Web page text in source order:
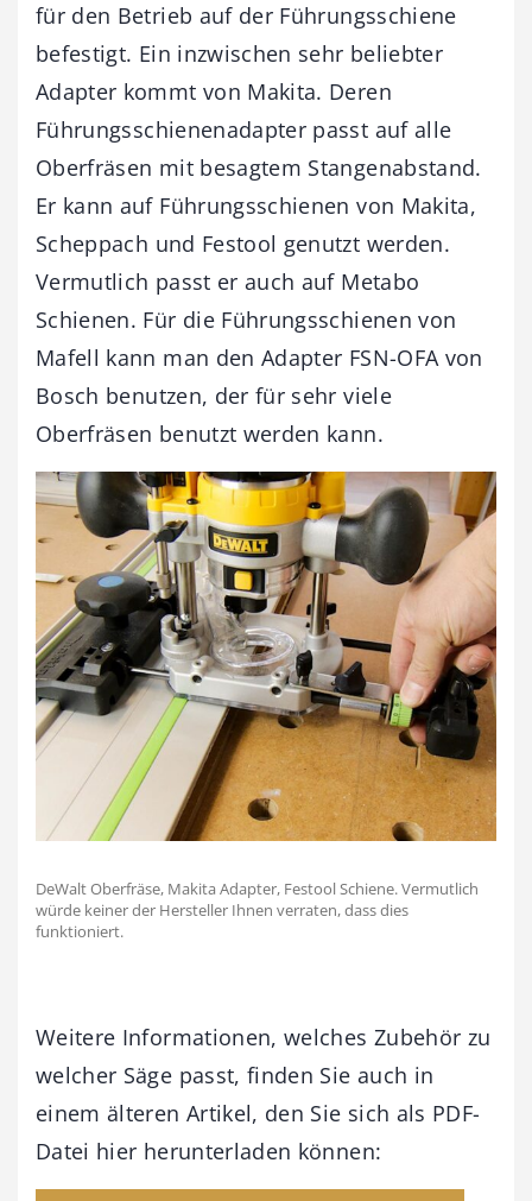
für den Betrieb auf der Führungsschiene
befestigt. Ein inzwischen sehr beliebter
Adapter kommt von Makita. Deren
Führungsschienenadapter passt auf alle
Oberfräsen mit besagtem Stangenabstand.
Er kann auf Führungsschienen von Makita,
Scheppach und Festool genutzt werden.
Vermutlich passt er auch auf Metabo
Schienen. Für die Führungsschienen von
Mafell kann man den Adapter FSN-OFA von
Bosch benutzen, der für sehr viele
Oberfräsen benutzt werden kann.
DeWalt Oberfräse, Makita Adapter, Festool Schiene. Vermutlich
würde keiner der Hersteller Ihnen verraten, dass dies
funktioniert.
Weitere Informationen, welches Zubehör zu
welcher Säge passt, finden Sie auch in
einem älteren Artikel, den Sie sich als PDF-
Datei hier herunterladen können: